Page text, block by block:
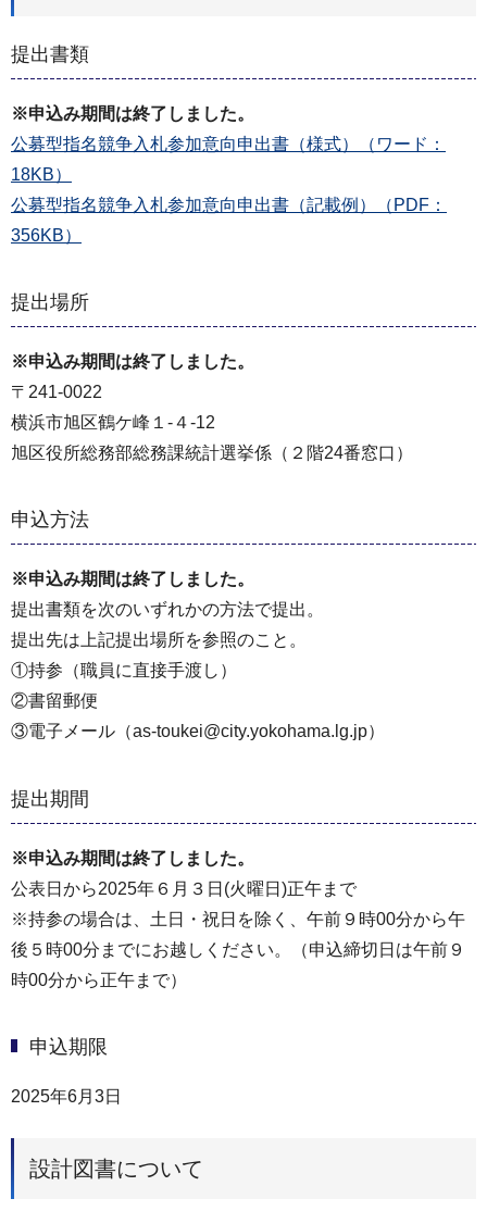
提出書類
※申込み期間は終了しました。
公募型指名競争入札参加意向申出書（様式）（ワード：
18KB）
公募型指名競争入札参加意向申出書（記載例）（PDF：
356KB）
提出場所
※申込み期間は終了しました。
〒241-0022
横浜市旭区鶴ケ峰１-４-12
旭区役所総務部総務課統計選挙係（２階24番窓口）
申込方法
※申込み期間は終了しました。
提出書類を次のいずれかの方法で提出。
提出先は上記提出場所を参照のこと。
①持参（職員に直接手渡し）
②書留郵便
③電子メール（as-toukei@city.yokohama.lg.jp）
提出期間
※申込み期間は終了しました。
公表日から2025年６月３日(火曜日)正午まで
※持参の場合は、土日・祝日を除く、午前９時00分から午
後５時00分までにお越しください。（申込締切日は午前９
時00分から正午まで）
申込期限
2025年6月3日
設計図書について